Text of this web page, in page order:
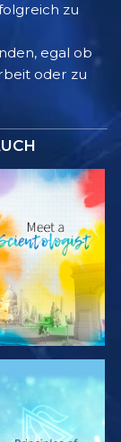
zu
egal ob
oder zu
SERIE
ENTDECKEN